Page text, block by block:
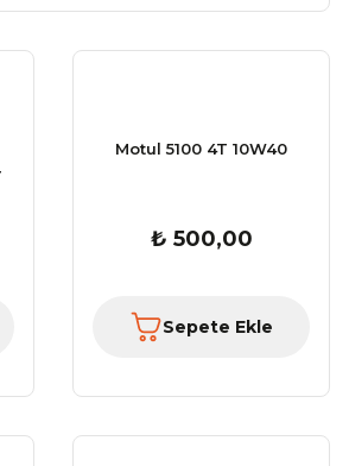
Motul 5100 4T 10W40
₺ 500,00
Sepete Ekle